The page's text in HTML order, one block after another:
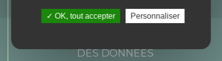
MENTIONS LÉGALES
DES DONNÉES
✓ OK, tout accepter Personnaliser